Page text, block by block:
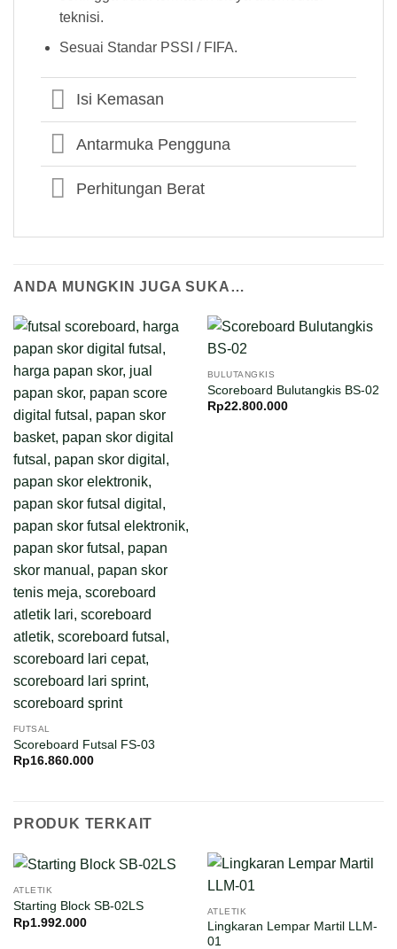
teknisi.
Sesuai Standar PSSI / FIFA.
Isi Kemasan
Antarmuka Pengguna
Perhitungan Berat
ANDA MUNGKIN JUGA SUKA…
FUTSAL
Scoreboard Futsal FS-03
Rp16.860.000
BULUTANGKIS
Scoreboard Bulutangkis BS-02
Rp22.800.000
PRODUK TERKAIT
ATLETIK
Starting Block SB-02LS
Rp1.992.000
ATLETIK
Lingkaran Lempar Martil LLM-
01